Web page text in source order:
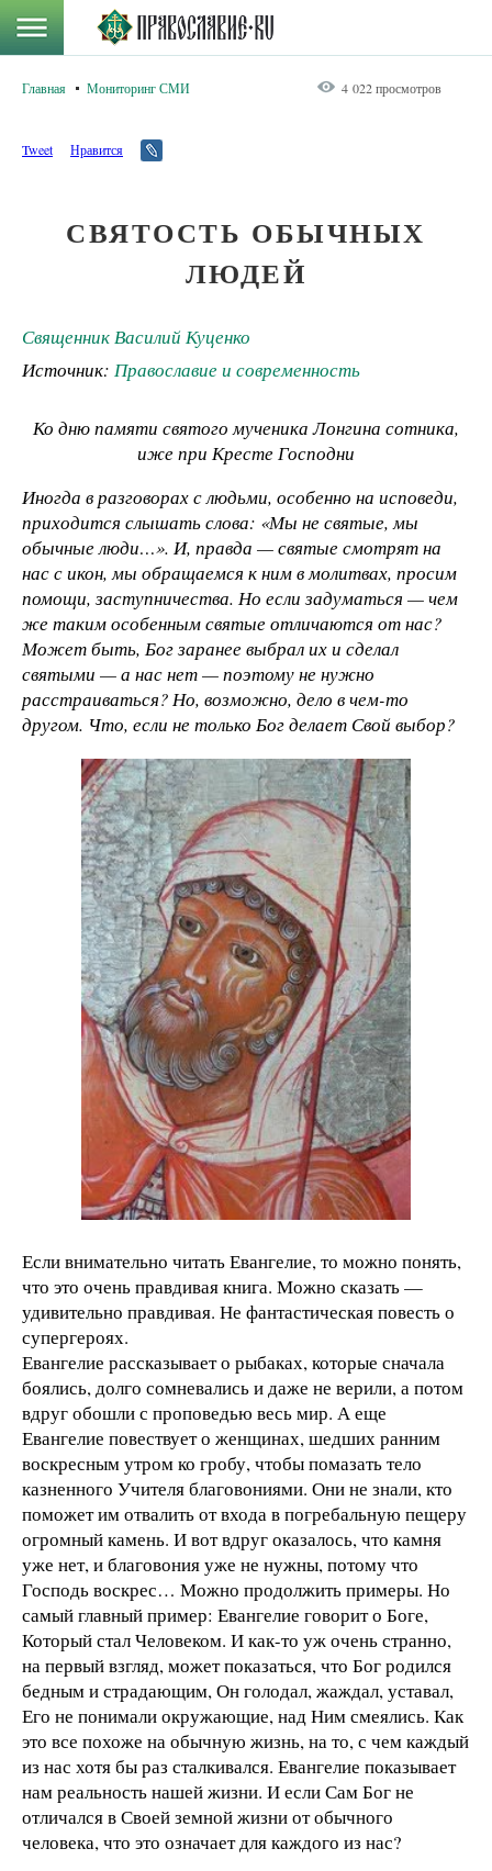
Главная Мониторинг СМИ 4 022 просмотров
Tweet Нравится
СВЯТОСТЬ ОБЫЧНЫХ
ЛЮДЕЙ
Священник Василий Куценко
Источник: Православие и современность
Ко дню памяти святого мученика Лонгина сотника,
иже при Кресте Господни
Иногда в разговорах с людьми, особенно на исповеди,
приходится слышать слова: «Мы не святые, мы
обычные люди…». И, правда — святые смотрят на
нас с икон, мы обращаемся к ним в молитвах, просим
помощи, заступничества. Но если задуматься — чем
же таким особенным святые отличаются от нас?
Может быть, Бог заранее выбрал их и сделал
святыми — а нас нет — поэтому не нужно
расстраиваться? Но, возможно, дело в чем-то
другом. Что, если не только Бог делает Свой выбор?
Если внимательно читать Евангелие, то можно понять,
что это очень правдивая книга. Можно сказать —
удивительно правдивая. Не фантастическая повесть о
супергероях.
Евангелие рассказывает о рыбаках, которые сначала
боялись, долго сомневались и даже не верили, а потом
вдруг обошли с проповедью весь мир. А еще
Евангелие повествует о женщинах, шедших ранним
воскресным утром ко гробу, чтобы помазать тело
казненного Учителя благовониями. Они не знали, кто
поможет им отвалить от входа в погребальную пещеру
огромный камень. И вот вдруг оказалось, что камня
уже нет, и благовония уже не нужны, потому что
Господь воскрес… Можно продолжить примеры. Но
самый главный пример: Евангелие говорит о Боге,
Который стал Человеком. И как-то уж очень странно,
на первый взгляд, может показаться, что Бог родился
бедным и страдающим, Он голодал, жаждал, уставал,
Его не понимали окружающие, над Ним смеялись. Как
это все похоже на обычную жизнь, на то, с чем каждый
из нас хотя бы раз сталкивался. Евангелие показывает
нам реальность нашей жизни. И если Сам Бог не
отличался в Своей земной жизни от обычного
человека, что это означает для каждого из нас?